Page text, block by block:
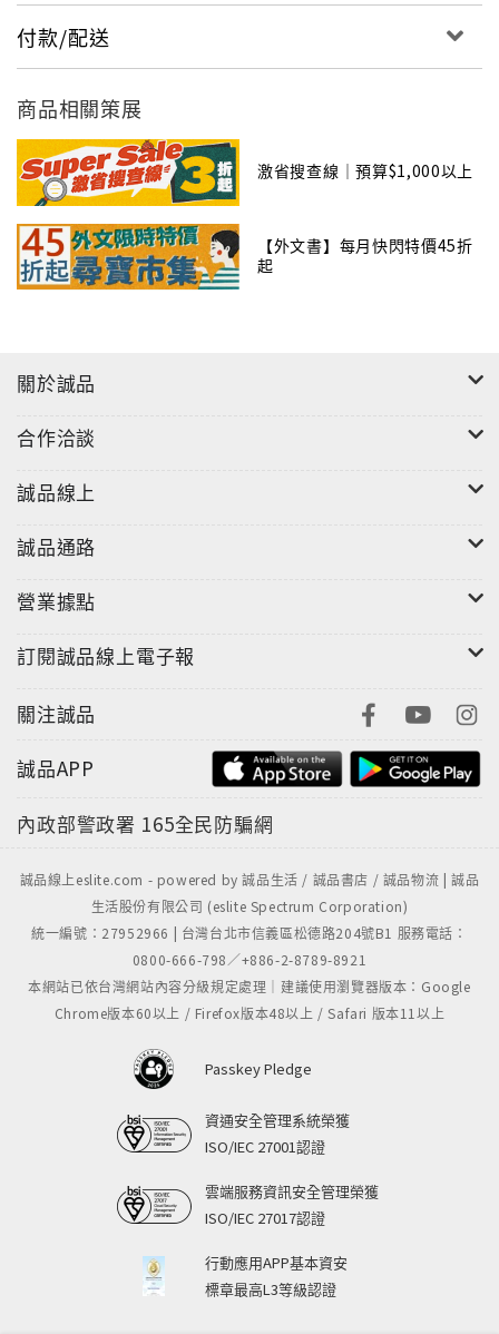
付款/配送
商品相關策展
激省搜查線｜預算$1,000以上
【外文書】每月快閃特價45折
起
關於誠品
合作洽談
誠品線上
誠品通路
營業據點
訂閱誠品線上電子報
關注誠品
誠品APP
內政部警政署 165全民防騙網
誠品線上eslite.com - powered by 誠品生活 / 誠品書店 / 誠品物流 | 誠品
生活股份有限公司 (eslite Spectrum Corporation)
統一編號：27952966 | 台灣台北市信義區松德路204號B1 服務電話：
0800-666-798／+886-2-8789-8921
本網站已依台灣網站內容分級規定處理｜建議使用瀏覽器版本：Google
Chrome版本60以上 / Firefox版本48以上 / Safari 版本11以上
Passkey Pledge
資通安全管理系統榮獲
ISO/IEC 27001認證
雲端服務資訊安全管理榮獲
ISO/IEC 27017認證
行動應用APP基本資安
標章最高L3等級認證